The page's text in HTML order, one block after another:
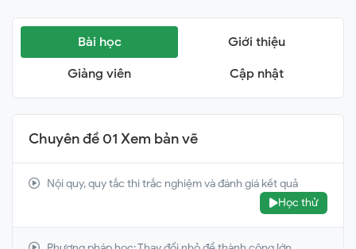
Bài học
Giới thiệu
Giảng viên
Cập nhật
Chuyên đề 01 Xem bản vẽ
Nội quy, quy tắc thi trắc nghiệm và đánh giá kết quả
Học thử